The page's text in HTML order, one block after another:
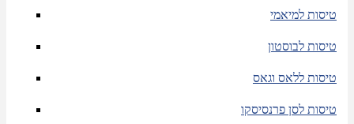
טיסות למיאמי
טיסות לבוסטון
טיסות ללאס וגאס
טיסות לסן פרנסיסקו